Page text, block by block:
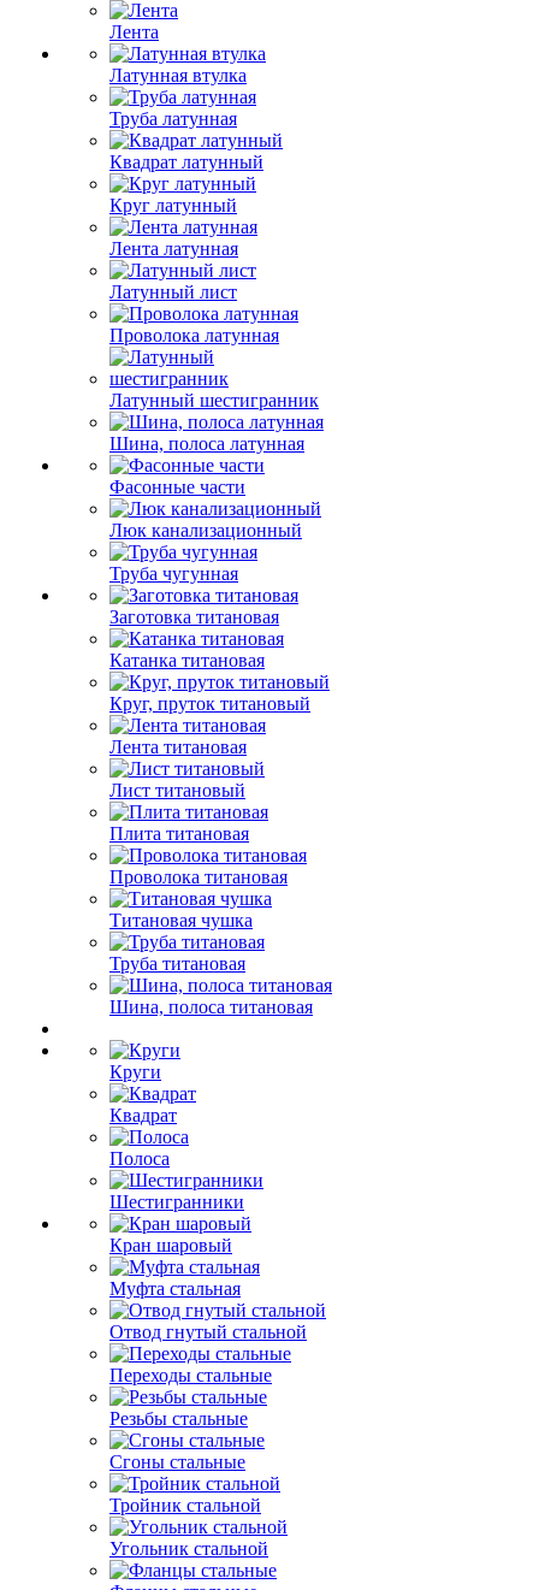
Лента
Латунная втулка
Труба латунная
Квадрат латунный
Круг латунный
Лента латунная
Латунный лист
Проволока латунная
Латунный шестигранник
Шина, полоса латунная
Фасонные части
Люк канализационный
Труба чугунная
Заготовка титановая
Катанка титановая
Круг, пруток титановый
Лента титановая
Лист титановый
Плита титановая
Проволока титановая
Титановая чушка
Труба титановая
Шина, полоса титановая
Круги
Квадрат
Полоса
Шестигранники
Кран шаровый
Муфта стальная
Отвод гнутый стальной
Переходы стальные
Резьбы стальные
Сгоны стальные
Тройник стальной
Угольник стальной